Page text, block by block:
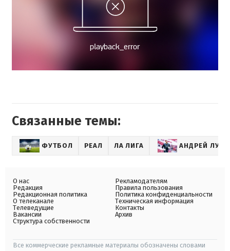
Связанные темы:
ФУТБОЛ РЕАЛ ЛА ЛИГА АНДРЕЙ
О нас
Редакция
Редакционная политика
О телеканале
Телеведущие
Вакансии
Структура собственности
Рекламодателям
Правила пользования
Политика конфиденциальности
Техническая информация
Контакты
Архив
Все коммерческие рекламные материалы обозначены словами